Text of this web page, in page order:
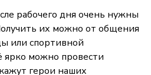
рабочего дня очень нужны
их можно от общения
или спортивной
можно провести
герои наших